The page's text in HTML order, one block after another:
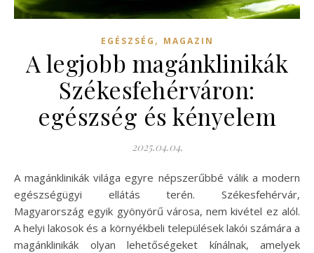
EGÉSZSÉG , MAGAZIN
A legjobb magánklinikák
Székesfehérváron:
egészség és kényelem
2025.04.04.
A magánklinikák világa egyre népszerűbbé válik a modern
egészségügyi ellátás terén. Székesfehérvár,
Magyarország egyik gyönyörű városa, nem kivétel ez alól.
A helyi lakosok és a környékbeli települések lakói számára a
magánklinikák olyan lehetőségeket kínálnak, amelyek